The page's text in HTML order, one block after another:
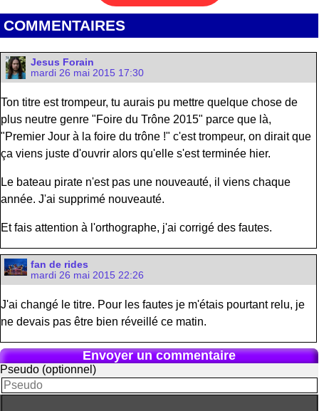
COMMENTAIRES
Jesus Forain
mardi 26 mai 2015 17:30
Ton titre est trompeur, tu aurais pu mettre quelque chose de
plus neutre genre "Foire du Trône 2015" parce que là,
"Premier Jour à la foire du trône !" c'est trompeur, on dirait que
ça viens juste d'ouvrir alors qu'elle s'est terminée hier.
Le bateau pirate n'est pas une nouveauté, il viens chaque
année. J'ai supprimé nouveauté.
Et fais attention à l'orthographe, j'ai corrigé des fautes.
fan de rides
mardi 26 mai 2015 22:26
J'ai changé le titre. Pour les fautes je m'étais pourtant relu, je
ne devais pas être bien réveillé ce matin.
Envoyer un commentaire
Pseudo (optionnel)